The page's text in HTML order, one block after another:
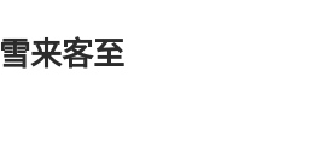
雪来客至